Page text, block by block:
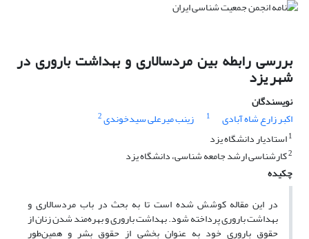
بررسی رابطه بین مردسالاری و بهداشت باروری در
شهر یزد
نویسندگان
اکبر زارع شاه آبادی
1 زینب میرعلی سیدخوندی2
1استادیار دانشگاه یزد
2کارشناسی ارشد جامعه شناسی، دانشگاه یزد
چکیده
در این مقاله کوشش شده است تا به بحث در باب مردسالاری و
بهداشت باروری پرداخته شود. بهداشت باروری و بهره‌مند شدن زنان از
حقوق باروری خود به عنوان بخشی از حقوق بشر و همین‌طور